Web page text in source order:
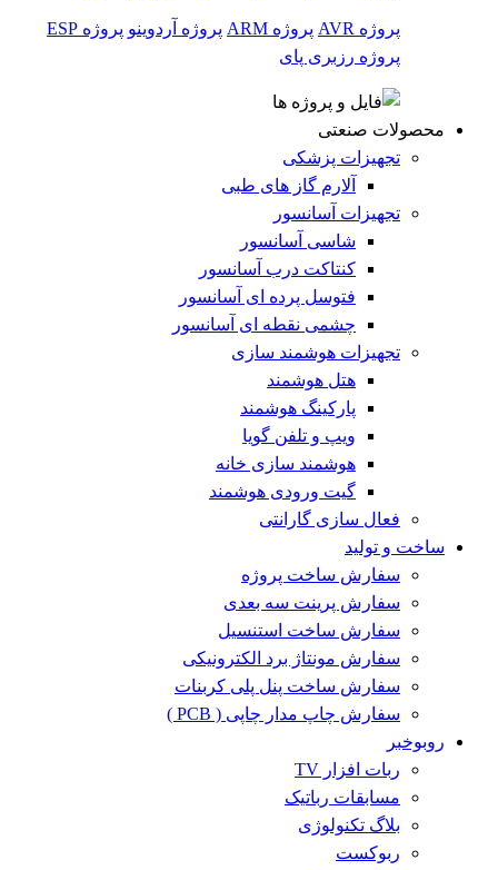
پروژه AVR پروژه ARM پروژه آردوینو پروژه ESP
پروژه رزبری پای
محصولات صنعتی
تجهیزات پزشکی
آلارم گاز های طبی
تجهیزات آسانسور
شاسی آسانسور
کنتاکت درب آسانسور
فتوسل پرده ای آسانسور
چشمی نقطه ای آسانسور
تجهیزات هوشمند سازی
هتل هوشمند
پارکینگ هوشمند
ویپ و تلفن گویا
هوشمند سازی خانه
گیت ورودی هوشمند
فعال سازی گارانتی
ساخت و تولید
سفارش ساخت پروژه
سفارش پرینت سه بعدی
سفارش ساخت استنسیل
سفارش مونتاژ برد الکترونیکی
سفارش ساخت پنل پلی کربنات
سفارش چاپ مدار چاپی ( PCB )
روبوخبر
ربات افزار TV
مسابقات رباتیک
بلاگ تکنولوژی
ربوکست